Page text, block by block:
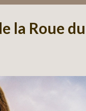
la Roue du